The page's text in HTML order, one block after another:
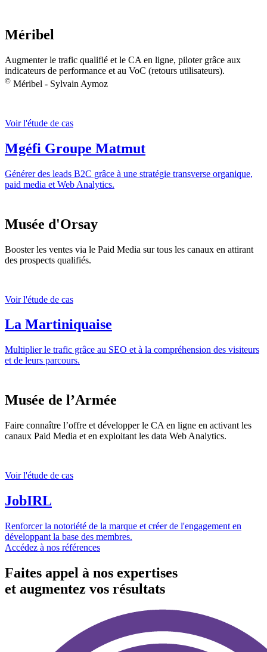
Méribel
Augmenter le trafic qualifié et le CA en ligne, piloter grâce aux
indicateurs de performance et au VoC (retours utilisateurs).
© Méribel - Sylvain Aymoz
Voir l'étude de cas
Mgéfi Groupe Matmut
Générer des leads B2C grâce à une stratégie transverse organique,
paid media et Web Analytics.
Musée d'Orsay
Booster les ventes via le Paid Media sur tous les canaux en attirant
des prospects qualifiés.
Voir l'étude de cas
La Martiniquaise
Multiplier le trafic grâce au SEO et à la compréhension des visiteurs
et de leurs parcours.
Musée de l’Armée
Faire connaître l’offre et développer le CA en ligne en activant les
canaux Paid Media et en exploitant les data Web Analytics.
Voir l'étude de cas
JobIRL
Renforcer la notoriété de la marque et créer de l'engagement en
développant la base des membres.
Accédez à nos références
Faites appel à nos expertises
et augmentez vos résultats